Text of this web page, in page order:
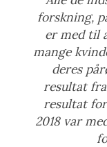
forskning,
er med til
mange
deres
resultat
resultat
2018 var